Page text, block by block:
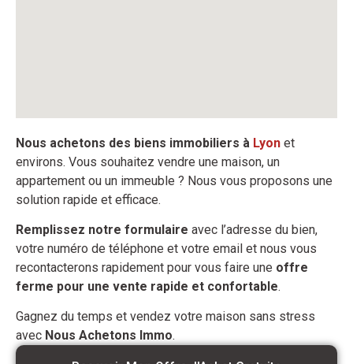
Nous achetons des biens immobiliers à Lyon et
environs. Vous souhaitez vendre une maison, un
appartement ou un immeuble ? Nous vous proposons une
solution rapide et efficace.
Remplissez notre formulaire avec l’adresse du bien,
votre numéro de téléphone et votre email et nous vous
recontacterons rapidement pour vous faire une offre
ferme pour une vente rapide et confortable.
Gagnez du temps et vendez votre maison sans stress
avec Nous Achetons Immo.